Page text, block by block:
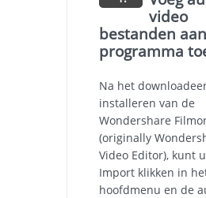
video
bestanden
programma
Na het
installeren van de
Wondershare
(originally
Video Editor), kunt
Import klikken in
hoofdmenu en de